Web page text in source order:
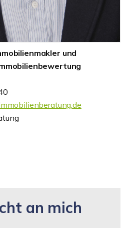
und
an mich